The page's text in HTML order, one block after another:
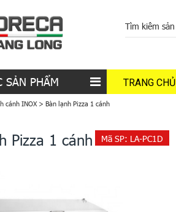
SẢN PHẨM TRANG CHỦ
cánh INOX > Bàn lạnh Pizza 1 cánh
Pizza 1 cánh Mã SP: LA-PC1D